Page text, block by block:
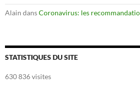
Alain dansCoronavirus: les
STATISTIQUES DU SITE
630 836 visites